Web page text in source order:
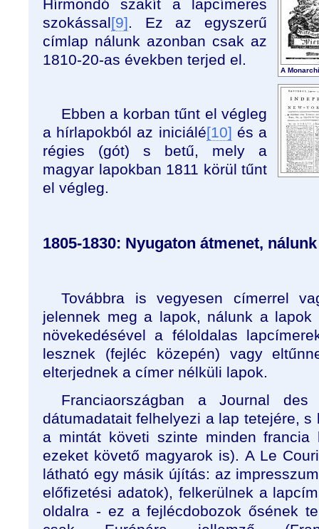
A
Hírmondó szakít a lapcímeres
szokással[9]. Ez az egyszerű
címlap nálunk azonban csak az
1810-20-as években terjed el.
Ebben a korban tűnt el végleg
a hírlapokból az iniciálé[10] és a
régies (gót) s betű, mely a
magyar lapokban 1811 körül tűnt
el végleg.
1805-1830: Nyugaton átmenet,
Továbbra is vegyesen címerrel
jelennek meg a lapok, nálunk a lapok
növekedésével a féloldalas
lesznek (fejléc közepén) vagy
elterjednek a címer nélküli lapok.
Franciaországban a Journal
dátumadatait felhelyezi a lap tetejére, s
a mintát követi szinte minden francia
ezeket követő magyarok is). A Le
látható egy másik újítás: az
előfizetési adatok), felkerülnek a
oldalra - ez a fejlécdobozok ősének